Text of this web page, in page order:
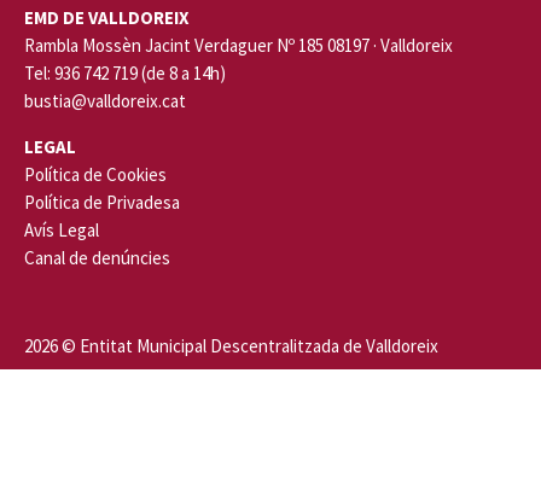
EMD DE VALLDOREIX
Rambla Mossèn Jacint Verdaguer Nº 185 08197 · Valldoreix
Tel: 936 742 719 (de 8 a 14h)
bustia@valldoreix.cat
LEGAL
Política de Cookies
Política de Privadesa
Avís Legal
Canal de denúncies